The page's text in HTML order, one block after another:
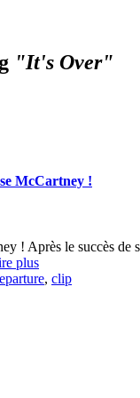
"It's Over"
McCartney !
! Après le succès
plus
, clip